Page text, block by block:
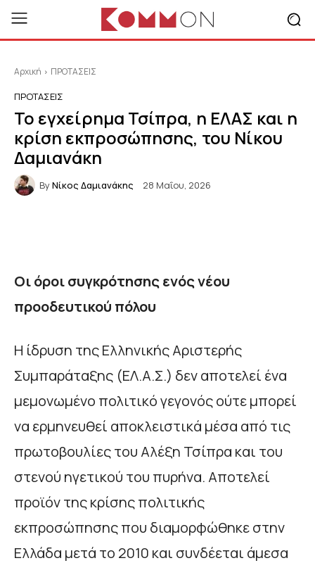
Αρχική ΠΡΟΤΑΣΕΙΣ
ΠΡΟΤΑΣΕΙΣ
Το εγχείρημα Τσίπρα, η ΕΛΑΣ και η
κρίση εκπροσώπησης, του Νίκου
Δαμιανάκη
ByΝίκος Δαμιανάκης 28 Μαΐου, 2026
Οι όροι συγκρότησης ενός νέου
προοδευτικού πόλου
Η ίδρυση της Ελληνικής Αριστερής
Συμπαράταξης (ΕΛ.Α.Σ.) δεν αποτελεί ένα
μεμονωμένο πολιτικό γεγονός ούτε μπορεί
να ερμηνευθεί αποκλειστικά μέσα από τις
πρωτοβουλίες του Αλέξη Τσίπρα και του
στενού ηγετικού του πυρήνα. Αποτελεί
προϊόν της κρίσης πολιτικής
εκπροσώπησης που διαμορφώθηκε στην
Ελλάδα μετά το 2010 και συνδέεται άμεσα